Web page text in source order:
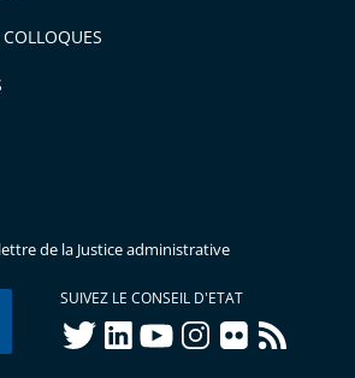
de la Justice administrative
SUIVEZ LE CONSEIL D'ETAT
twitterlinkedInyoutubeinstagram
flickr rss